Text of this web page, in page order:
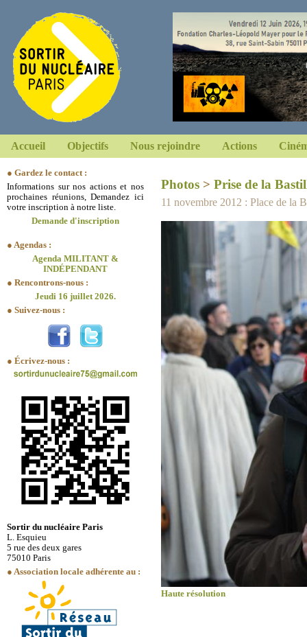
Accueil Objectifs Nous rejoindre Actions
● Gardez le contact :
Informations sur nos actions et nos
prochaines réunions, Demandez ici
votre inscription à notre liste.
Demande d'inscription
● Agendas :
Agenda MILITANT &
INDÉPENDANT
● Rencontrons-nous :
Jeudi 16 juillet 2026.
● Suivez-nous :
● Écrivez-nous :
Sortir du nucléaire Paris
L. Esquieu
5 rue des deux gares
75010 Paris
● Association locale adhérente au :
Photos > Prise de la
11 novembre 2012 : Place de la
Haute résolution